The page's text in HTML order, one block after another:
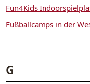
Fun4Kids
Fußballcamps in der
G